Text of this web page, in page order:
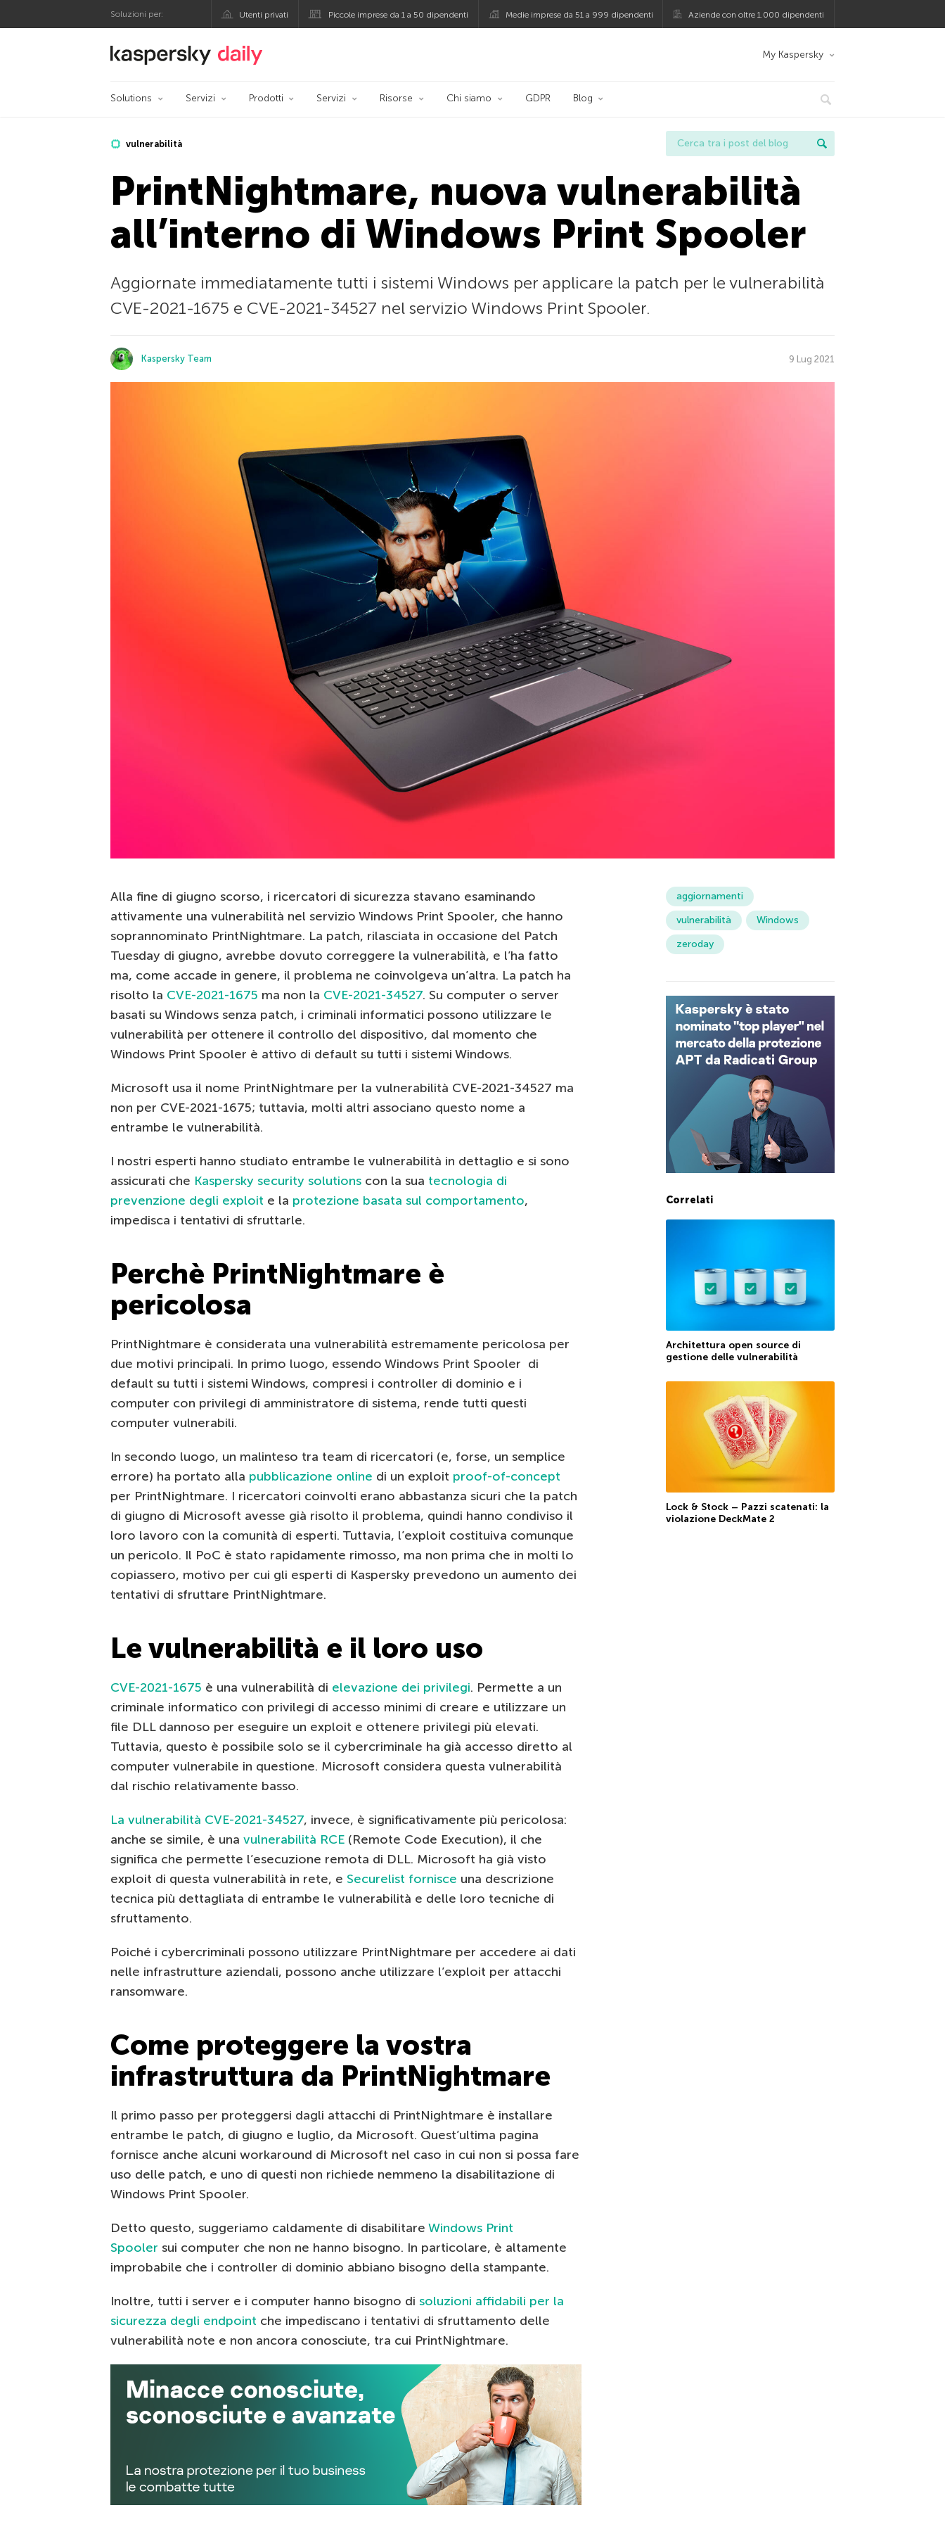
Soluzioni per: Utenti privati Piccole imprese da 1 a 50 dipendenti Medie imprese da 51 a 999 dipendenti Aziende con oltre 1.000 dipendenti
Blog ufficiale di Kaspersky My Kaspersky
Solutions Servizi Prodotti Servizi Risorse Chi siamo GDPR Blog
vulnerabilità
PrintNightmare, nuova vulnerabilità
all’interno di Windows Print Spooler
Aggiornate immediatamente tutti i sistemi Windows per applicare la patch per le vulnerabilità
CVE-2021-1675 e CVE-2021-34527 nel servizio Windows Print Spooler.
Kaspersky Team 9 Lug 2021
Alla fine di giugno scorso, i ricercatori di sicurezza stavano esaminando
attivamente una vulnerabilità nel servizio Windows Print Spooler, che hanno
soprannominato PrintNightmare. La patch, rilasciata in occasione del Patch
Tuesday di giugno, avrebbe dovuto correggere la vulnerabilità, e l’ha fatto
ma, come accade in genere, il problema ne coinvolgeva un’altra. La patch ha
risolto la CVE-2021-1675 ma non la CVE-2021-34527. Su computer o server
basati su Windows senza patch, i criminali informatici possono utilizzare le
vulnerabilità per ottenere il controllo del dispositivo, dal momento che
Windows Print Spooler è attivo di default su tutti i sistemi Windows.
Microsoft usa il nome PrintNightmare per la vulnerabilità CVE-2021-34527 ma
non per CVE-2021-1675; tuttavia, molti altri associano questo nome a
entrambe le vulnerabilità.
I nostri esperti hanno studiato entrambe le vulnerabilità in dettaglio e si sono
assicurati che Kaspersky security solutions con la sua tecnologia di
prevenzione degli exploit e la protezione basata sul comportamento,
impedisca i tentativi di sfruttarle.
Perchè PrintNightmare è
pericolosa
PrintNightmare è considerata una vulnerabilità estremamente pericolosa per
due motivi principali. In primo luogo, essendo Windows Print Spooler di
default su tutti i sistemi Windows, compresi i controller di dominio e i
computer con privilegi di amministratore di sistema, rende tutti questi
computer vulnerabili.
In secondo luogo, un malinteso tra team di ricercatori (e, forse, un semplice
errore) ha portato alla pubblicazione online di un exploit proof-of-concept
per PrintNightmare. I ricercatori coinvolti erano abbastanza sicuri che la patch
di giugno di Microsoft avesse già risolto il problema, quindi hanno condiviso il
loro lavoro con la comunità di esperti. Tuttavia, l’exploit costituiva comunque
un pericolo. Il PoC è stato rapidamente rimosso, ma non prima che in molti lo
copiassero, motivo per cui gli esperti di Kaspersky prevedono un aumento dei
tentativi di sfruttare PrintNightmare.
Le vulnerabilità e il loro uso
CVE-2021-1675 è una vulnerabilità di elevazione dei privilegi. Permette a un
criminale informatico con privilegi di accesso minimi di creare e utilizzare un
file DLL dannoso per eseguire un exploit e ottenere privilegi più elevati.
Tuttavia, questo è possibile solo se il cybercriminale ha già accesso diretto al
computer vulnerabile in questione. Microsoft considera questa vulnerabilità
dal rischio relativamente basso.
La vulnerabilità CVE-2021-34527, invece, è significativamente più pericolosa:
anche se simile, è una vulnerabilità RCE (Remote Code Execution), il che
significa che permette l’esecuzione remota di DLL. Microsoft ha già visto
exploit di questa vulnerabilità in rete, e Securelist fornisce una descrizione
tecnica più dettagliata di entrambe le vulnerabilità e delle loro tecniche di
sfruttamento.
Poiché i cybercriminali possono utilizzare PrintNightmare per accedere ai dati
nelle infrastrutture aziendali, possono anche utilizzare l’exploit per attacchi
ransomware.
Come proteggere la vostra
infrastruttura da PrintNightmare
Il primo passo per proteggersi dagli attacchi di PrintNightmare è installare
entrambe le patch, di giugno e luglio, da Microsoft. Quest’ultima pagina
fornisce anche alcuni workaround di Microsoft nel caso in cui non si possa fare
uso delle patch, e uno di questi non richiede nemmeno la disabilitazione di
Windows Print Spooler.
Detto questo, suggeriamo caldamente di disabilitare Windows Print
Spooler sui computer che non ne hanno bisogno. In particolare, è altamente
improbabile che i controller di dominio abbiano bisogno della stampante.
Inoltre, tutti i server e i computer hanno bisogno di soluzioni affidabili per la
sicurezza degli endpoint che impediscano i tentativi di sfruttamento delle
vulnerabilità note e non ancora conosciute, tra cui PrintNightmare.
aggiornamenti
vulnerabilità
Windows
zeroday
Correlati
Architettura open source di
gestione delle vulnerabilità
Lock & Stock – Pazzi scatenati: la
violazione DeckMate 2